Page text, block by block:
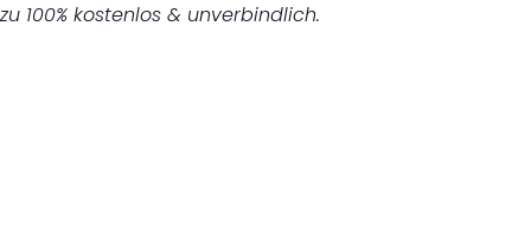
100% kostenlos & unverbindlich.